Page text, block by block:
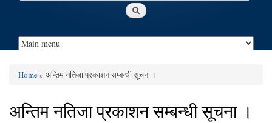
Home» अन्तिम नतिजा प्रकाशन सम्बन्धी सूचना ।
अन्तिम नतिजा प्रकाशन सम्बन्धी सूचना ।